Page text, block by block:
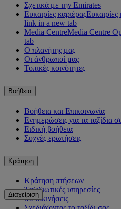
Σχετικά με την Emirates
Ευκαιρίες καριέρας
link in a new tab
Media CentreMedia Centre
tab
Ο πλανήτης μας
Οι άνθρωποί μας
Τοπικές κοινότητες
Βοήθεια
Βοήθεια και Επικοινωνία
Ενημερώσεις για τα ταξίδια
Ειδική βοήθεια
Συχνές ερωτήσεις
Κράτηση
Κράτηση πτήσεων
Ταξιδιωτικές υπηρεσίες
Μετακινήσεις
Διαχείριση